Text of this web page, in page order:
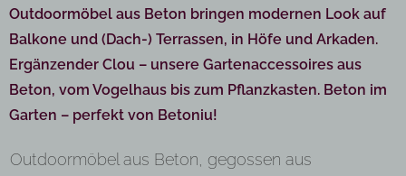
Outdoormöbel aus Beton bringen modernen Look auf
Balkone und (Dach-) Terrassen, in Höfe und Arkaden.
Ergänzender Clou – unsere Gartenaccessoires aus
Beton, vom Vogelhaus bis zum Pflanzkasten. Beton im
Garten – perfekt von Betoniu!
Outdoormöbel aus Beton, gegossen aus